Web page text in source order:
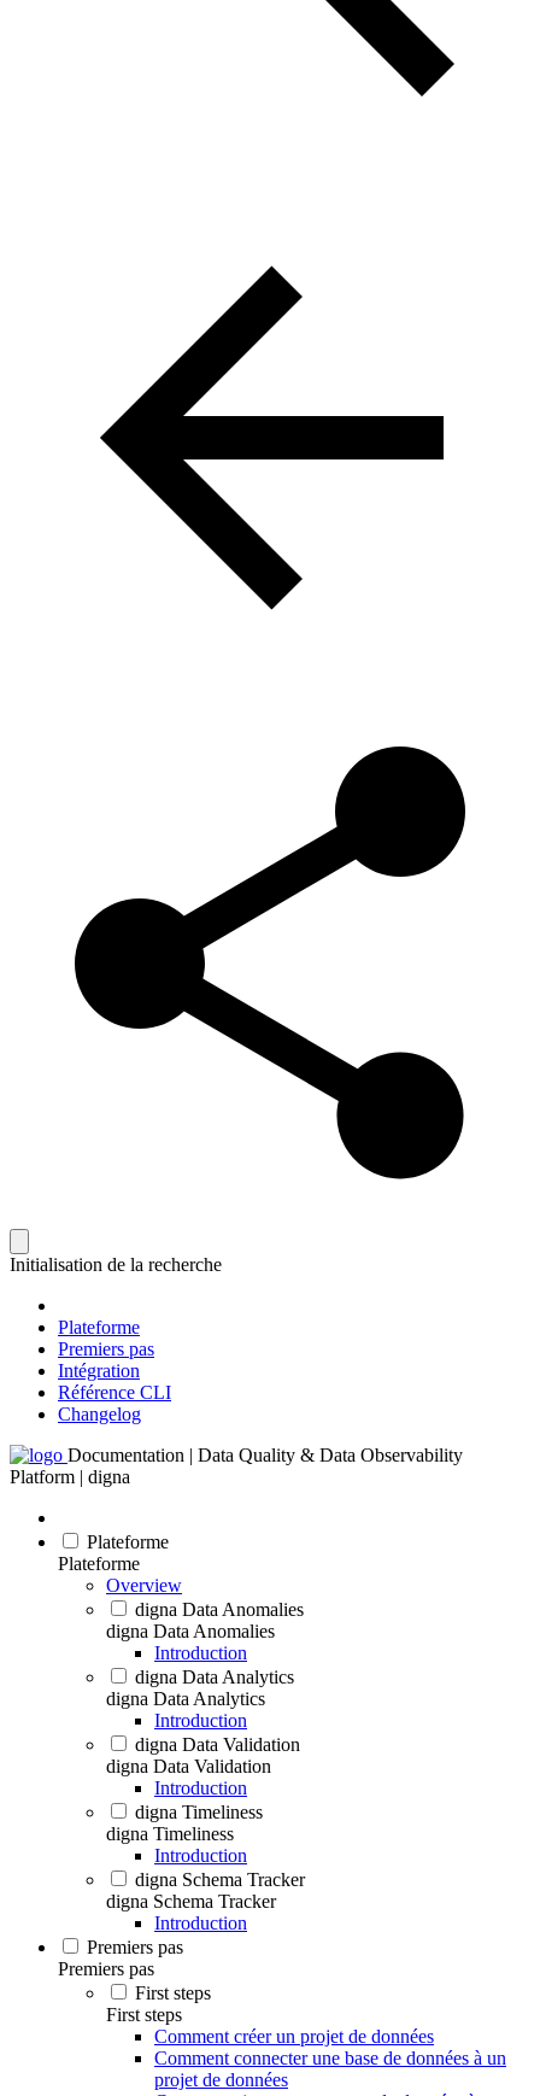
Initialisation de la recherche
Plateforme
Premiers pas
Intégration
Référence CLI
Changelog
Documentation | Data Quality & Data Observability
Platform | digna
Plateforme
Plateforme
Overview
digna Data Anomalies
digna Data Anomalies
Introduction
digna Data Analytics
digna Data Analytics
Introduction
digna Data Validation
digna Data Validation
Introduction
digna Timeliness
digna Timeliness
Introduction
digna Schema Tracker
digna Schema Tracker
Introduction
Premiers pas
Premiers pas
First steps
First steps
Comment créer un projet de données
Comment connecter une base de données à un
projet de données